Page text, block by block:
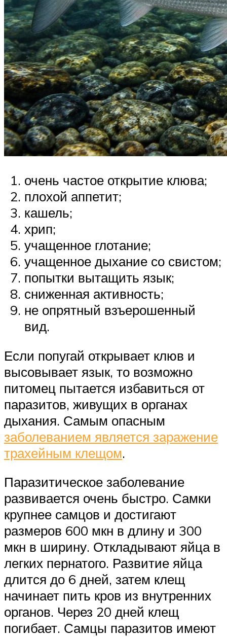
очень частое открытие клюва;
плохой аппетит;
кашель;
хрип;
учащенное глотание;
учащенное дыхание со свистом;
попытки вытащить язык;
сниженная активность;
не опрятный взъерошенный
вид.
Если попугай открывает клюв и
высовывает язык, то возможно
питомец пытается избавиться от
паразитов, живущих в органах
дыхания. Самым опасным
заболеванием является заражение
трахейным клещом.
Паразитическое заболевание
развивается очень быстро. Самки
крупнее самцов и достигают
размеров 600 мкн в длину и 300
мкн в ширину. Откладывают яйца в
легких пернатого. Развитие яйца
длится до 6 дней, затем клещ
начинает пить кров из внутренних
органов. Через 20 дней клещ
погибает. Самцы паразитов имеют